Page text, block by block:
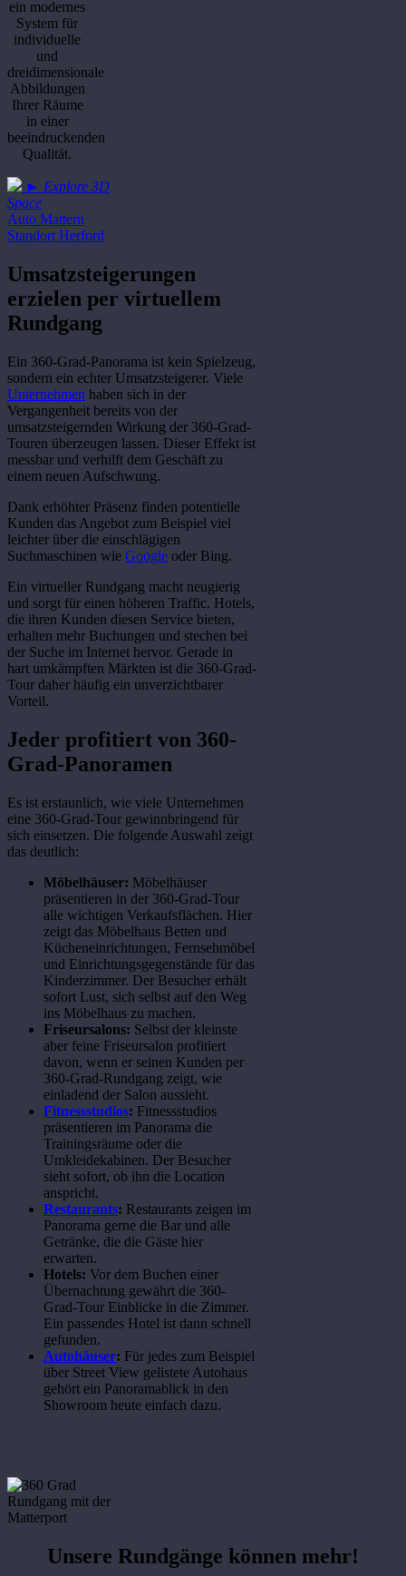
ein modernes
System für
individuelle
und
dreidimensionale
Abbildungen
Ihrer Räume
in einer
beeindruckenden
Qualität.
► Explore 3D
Space
Auto Mattern
Standort Herford
Umsatzsteigerungen
erzielen per virtuellem
Rundgang
Ein 360-Grad-Panorama ist kein Spielzeug,
sondern ein echter Umsatzsteigerer. Viele
Unternehmen haben sich in der
Vergangenheit bereits von der
umsatzsteigernden Wirkung der 360-Grad-
Touren überzeugen lassen. Dieser Effekt ist
messbar und verhilft dem Geschäft zu
einem neuen Aufschwung.
Dank erhöhter Präsenz finden potentielle
Kunden das Angebot zum Beispiel viel
leichter über die einschlägigen
Suchmaschinen wie Google oder Bing.
Ein virtueller Rundgang macht neugierig
und sorgt für einen höheren Traffic. Hotels,
die ihren Kunden diesen Service bieten,
erhalten mehr Buchungen und stechen bei
der Suche im Internet hervor. Gerade in
hart umkämpften Märkten ist die 360-Grad-
Tour daher häufig ein unverzichtbarer
Vorteil.
Jeder profitiert von 360-
Grad-Panoramen
Es ist erstaunlich, wie viele Unternehmen
eine 360-Grad-Tour gewinnbringend für
sich einsetzen. Die folgende Auswahl zeigt
das deutlich:
Möbelhäuser: Möbelhäuser
präsentieren in der 360-Grad-Tour
alle wichtigen Verkaufsflächen. Hier
zeigt das Möbelhaus Betten und
Kücheneinrichtungen, Fernsehmöbel
und Einrichtungsgegenstände für das
Kinderzimmer. Der Besucher erhält
sofort Lust, sich selbst auf den Weg
ins Möbelhaus zu machen.
Friseursalons: Selbst der kleinste
aber feine Friseursalon profitiert
davon, wenn er seinen Kunden per
360-Grad-Rundgang zeigt, wie
einladend der Salon aussieht.
Fitnessstudios: Fitnessstudios
präsentieren im Panorama die
Trainingsräume oder die
Umkleidekabinen. Der Besucher
sieht sofort, ob ihn die Location
anspricht.
Restaurants: Restaurants zeigen im
Panorama gerne die Bar und alle
Getränke, die die Gäste hier
erwarten.
Hotels: Vor dem Buchen einer
Übernachtung gewährt die 360-
Grad-Tour Einblicke in die Zimmer.
Ein passendes Hotel ist dann schnell
gefunden.
Autohäuser: Für jedes zum Beispiel
über Street View gelistete Autohaus
gehört ein Panoramablick in den
Showroom heute einfach dazu.
Unsere Rundgänge können mehr!